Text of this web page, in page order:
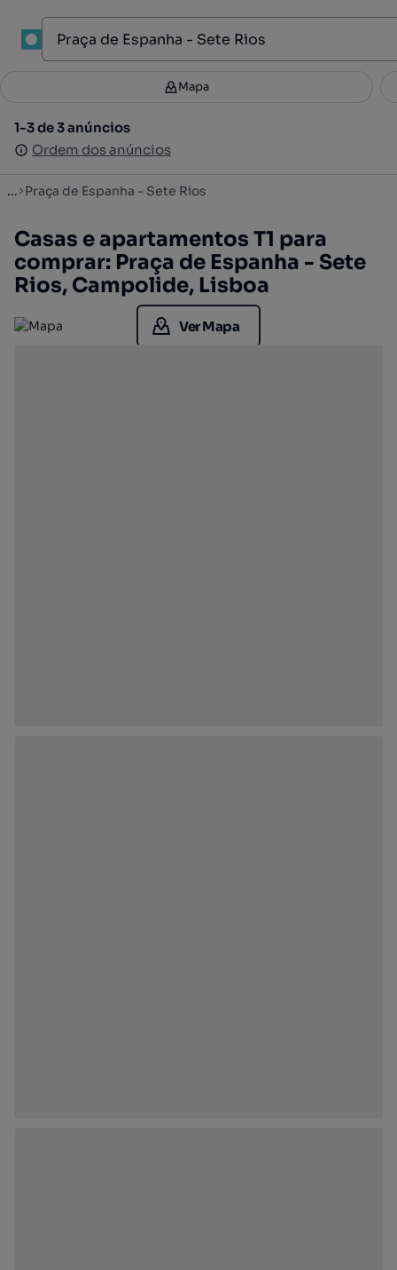
Filtros 2
1-3 de 3 anúncios
Ordem dos anúncios
Mapa
1-3 de 3 anúncios
Ordem dos anúncios
... Praça de Espanha - Sete Rios
Casas e apartamentos T1 para
comprar: Praça de Espanha - Sete
Rios, Campolide, Lisboa
Ver Mapa